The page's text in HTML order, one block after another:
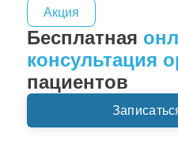
Акция
Бесплатная
консультация
пациентов